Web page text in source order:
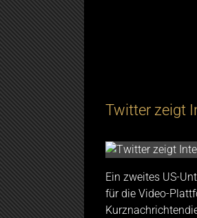
Twitter zeigt
Ein zweites US-
für die Video-